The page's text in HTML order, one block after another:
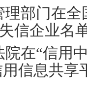
部门在
信企业名
院在“信用
信息共享